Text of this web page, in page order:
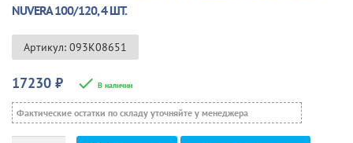
NUVERA 100/120, 4 ШТ.
Артикул: 093K08651
17230 ₽ В наличии
Фактические остатки по складу уточняйте у менеджера